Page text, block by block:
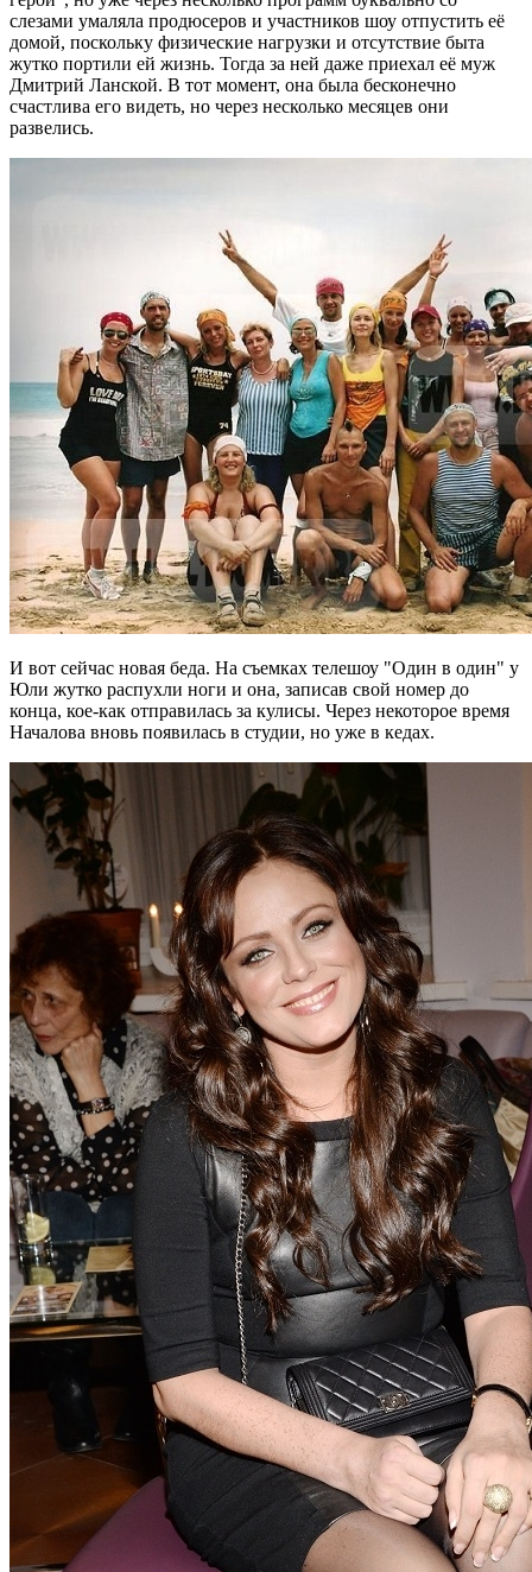
слезами умаляла продюсеров и участников шоу отпустить её
домой, поскольку физические нагрузки и отсутствие быта
жутко портили ей жизнь. Тогда за ней даже приехал её муж
Дмитрий Ланской. В тот момент, она была бесконечно
счастлива его видеть, но через несколько месяцев они
развелись.
И вот сейчас новая беда. На съемках телешоу "Один в один" у
Юли жутко распухли ноги и она, записав свой номер до
конца, кое-как отправилась за кулисы. Через некоторое время
Началова вновь появилась в студии, но уже в кедах.